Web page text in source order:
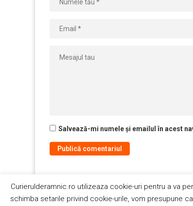
Salvează-mi numele și emailul în acest
Curierulderamnic.ro utilizeaza cookie-uri pentru a va
schimba setarile privind cookie-urile, vom presupune